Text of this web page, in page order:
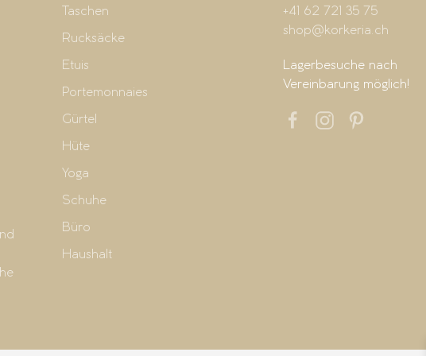
Taschen
Rucksäcke
Etuis
Portemonnaies
Gürtel
Hüte
Yoga
Schuhe
Büro
Haushalt
+41 62 721 35 75
shop@korkeria.ch
Lagerbesuche nach
Vereinbarung möglich!